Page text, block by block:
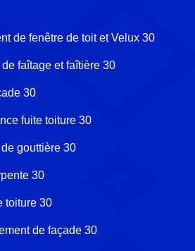
de fenêtre de toit et Velux 30
faîtage et faîtière 30
30
fuite toiture 30
gouttière 30
30
toiture 30
de façade 30